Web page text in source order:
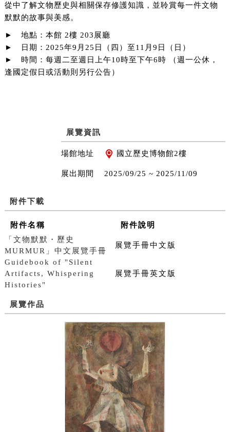
從中了解文物歷史與相關保存修護知識，並聆賞每一件文物
默默的故事與美感。
► 地點：本館 2樓 203展廳
► 日期：2025年9月25日（四）至11月9日（日）
► 時間：每週二至週日上午10時至下午6時 （週一公休，
逢國定假日或活動則另行公告）
展覽資訊
場館地址 國立歷史博物館2樓
展出期間 2025/09/25 ~ 2025/11/09
附件下載
附件名稱
附件說明
「文物默默・歷史
MURMUR」中文展覽手冊
展覽手冊中文版
Guidebook of "Silent
Artifacts, Whispering
Histories"
展覽手冊英文版
展覽作品